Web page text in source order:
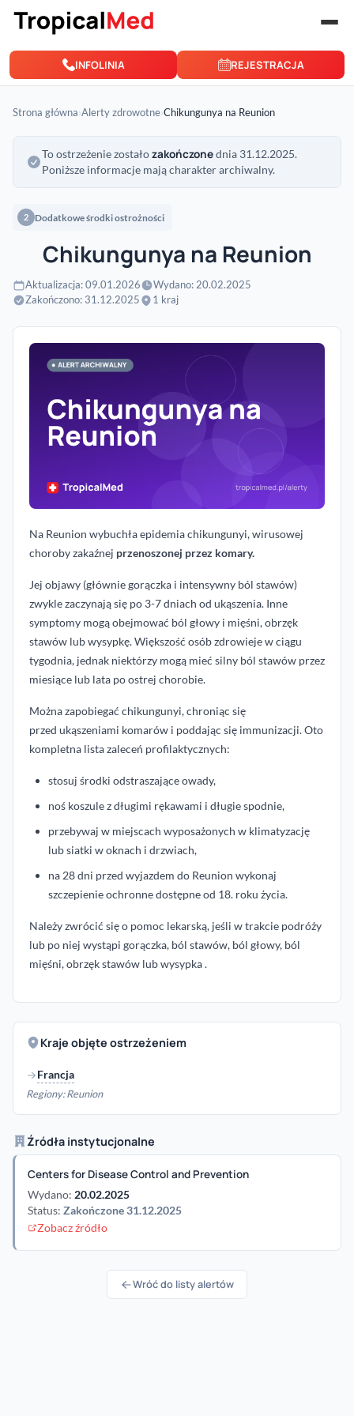
Przejdź do treści
INFOLINIA REJESTRACJA
Strona główna›Alerty zdrowotne›Chikungunya na Reunion
To ostrzeżenie zostałozakończonednia 31.12.2025.
Poniższe informacje mają charakter archiwalny.
2 Dodatkowe środki ostrożności
Chikungunya na Reunion
Aktualizacja: 09.01.2026
Wydano: 20.02.2025
Zakończono: 31.12.2025
1 kraj
Na Reunion wybuchła epidemia chikungunyi, wirusowej
choroby zakaźnej przenoszonej przez komary.
Jej objawy (głównie gorączka i intensywny ból stawów)
zwykle zaczynają się po 3-7 dniach od ukąszenia. Inne
symptomy mogą obejmować ból głowy i mięśni, obrzęk
stawów lub wysypkę. Większość osób zdrowieje w ciągu
tygodnia, jednak niektórzy mogą mieć silny ból stawów przez
miesiące lub lata po ostrej chorobie.
Można zapobiegać chikungunyi, chroniąc się
przed ukąszeniami komarów i poddając się immunizacji. Oto
kompletna lista zaleceń profilaktycznych:
stosuj środki odstraszające owady,
noś koszule z długimi rękawami i długie spodnie,
przebywaj w miejscach wyposażonych w klimatyzację
lub siatki w oknach i drzwiach,
na 28 dni przed wyjazdem do Reunion wykonaj
szczepienie ochronne dostępne od 18. roku życia.
Należy zwrócić się o pomoc lekarską, jeśli w trakcie podróży
lub po niej wystąpi gorączka, ból stawów, ból głowy, ból
mięśni, obrzęk stawów lub wysypka .
Kraje objęte ostrzeżeniem
Francja
Regiony: Reunion
Źródła instytucjonalne
Centers for Disease Control and Prevention
Wydano: 20.02.2025
Status: Zakończone 31.12.2025
Zobacz źródło
Wróć do listy alertów